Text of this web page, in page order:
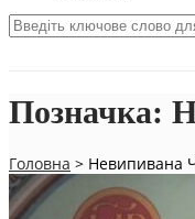
Позначка:
Головна > Невипивана